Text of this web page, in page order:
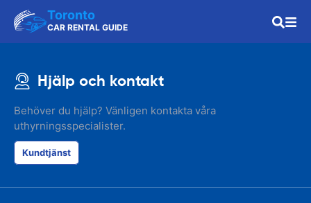
Toronto
CAR RENTAL GUIDE
Hjälp och kontakt
Behöver du hjälp? Vänligen kontakta våra
uthyrningsspecialister.
Kundtjänst